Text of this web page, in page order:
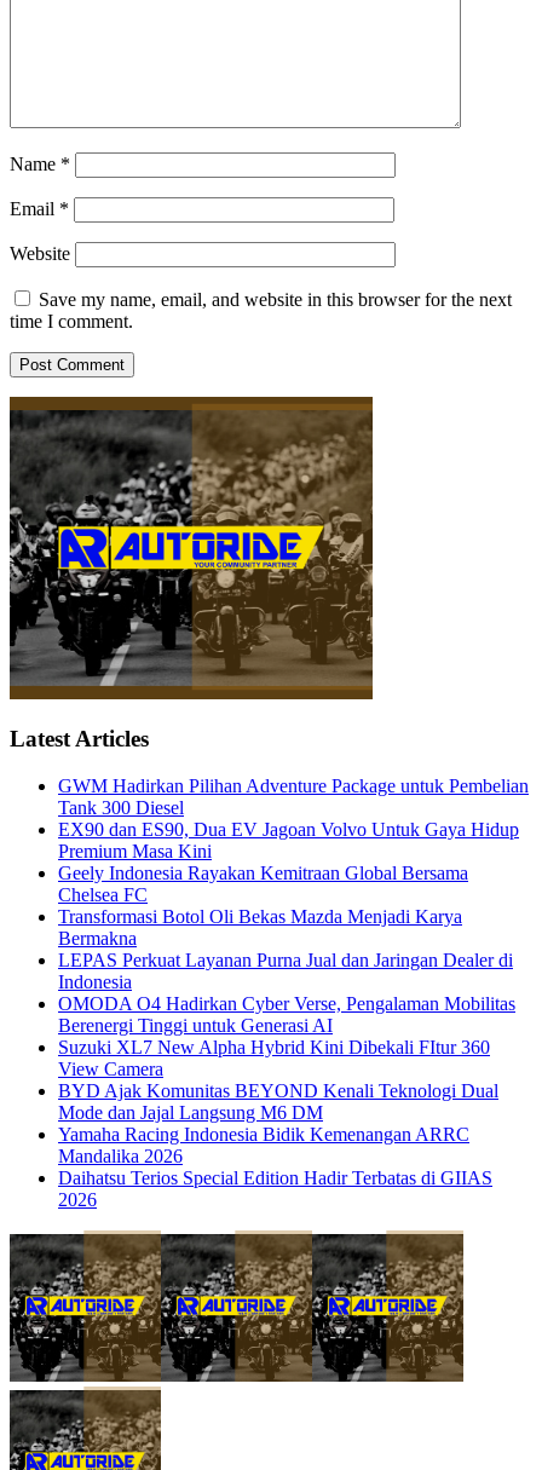
Name *
Email *
Website
Save my name, email, and website in this browser for the next
time I comment.
Latest Articles
GWM Hadirkan Pilihan Adventure Package untuk Pembelian
Tank 300 Diesel
EX90 dan ES90, Dua EV Jagoan Volvo Untuk Gaya Hidup
Premium Masa Kini
Geely Indonesia Rayakan Kemitraan Global Bersama
Chelsea FC
Transformasi Botol Oli Bekas Mazda Menjadi Karya
Bermakna
LEPAS Perkuat Layanan Purna Jual dan Jaringan Dealer di
Indonesia
OMODA O4 Hadirkan Cyber Verse, Pengalaman Mobilitas
Berenergi Tinggi untuk Generasi AI
Suzuki XL7 New Alpha Hybrid Kini Dibekali FItur 360
View Camera
BYD Ajak Komunitas BEYOND Kenali Teknologi Dual
Mode dan Jajal Langsung M6 DM
Yamaha Racing Indonesia Bidik Kemenangan ARRC
Mandalika 2026
Daihatsu Terios Special Edition Hadir Terbatas di GIIAS
2026